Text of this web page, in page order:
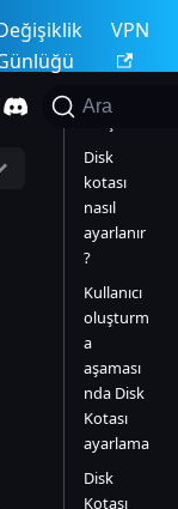
VPN
Ara
Disk
kotası
nasıl
ayarlanır
?
Kullanıcı
oluşturm
a
aşaması
nda Disk
Kotası
ayarlama
Disk
Kotası